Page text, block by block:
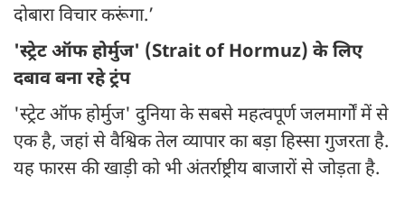
दोबारा विचार करूंगा.’
'स्ट्रेट ऑफ होर्मुज' (Strait of Hormuz) के लिए
दबाव बना रहे ट्रंप
'स्ट्रेट ऑफ होर्मुज' दुनिया के सबसे महत्वपूर्ण जलमार्गों में से
एक है, जहां से वैश्विक तेल व्यापार का बड़ा हिस्सा गुजरता है.
यह फारस की खाड़ी को भी अंतर्राष्ट्रीय बाजारों से जोड़ता है.